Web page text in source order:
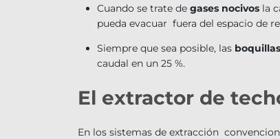
Cuando se trate de gases nocivosla
pueda evacuar fuera del espacio de
Siempre que sea posible, las
caudal en un 25 %.
El extractor de
En los sistemas de extracción